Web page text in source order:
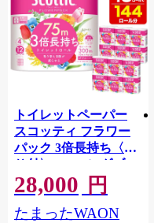
トイレットペーパー
スコッティ フラワー
パック 3倍長持ち〈香
り付〉4ロール(ダブ
ル)×12パック 日用品
最短翌日発送 [スコッ
ティ フラワーパック
28,000 円
たまったWAON